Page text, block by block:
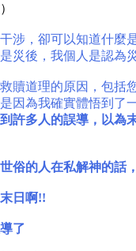
涉，卻可以知道什麼
災後，我個人是認為
贖道理的原因，包括
因為我確實體悟到了
許多人的誤導，以為
俗的人在私解神的話
日啊!!
了